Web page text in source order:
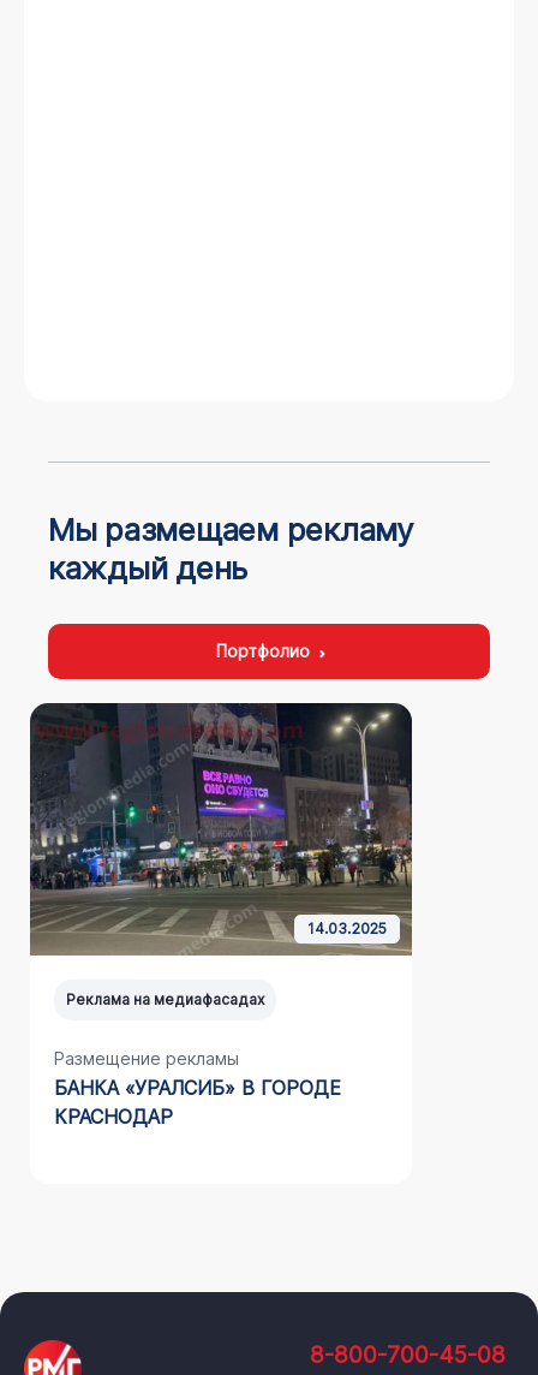
Мы размещаем рекламу
каждый день
Портфолио
14.03.2025
Реклама на медиафасадах
Размещение рекламы
БАНКА «УРАЛСИБ» В ГОРОДЕ
КРАСНОДАР
8-800-700-45-08